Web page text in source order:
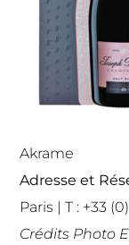
Akrame
Adresse et
Paris | T : +33
Crédits Photo